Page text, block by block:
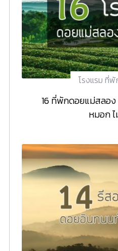
โรงแรม ที่พั
16 ที่พักดอยแม่สลอง
หมอก